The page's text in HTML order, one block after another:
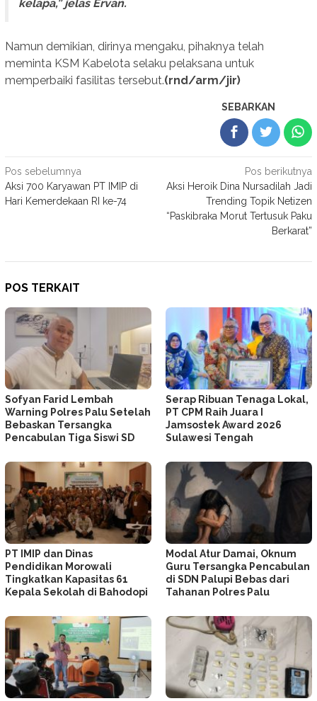
kelapa,” jelas Ervan.
Namun demikian, dirinya mengaku, pihaknya telah
meminta KSM Kabelota selaku pelaksana untuk
memperbaiki fasilitas tersebut.(rnd/arm/jir)
SEBARKAN
Navigasi
pos
Pos sebelumnya
Aksi 700 Karyawan PT IMIP di
Hari Kemerdekaan RI ke-74
Pos berikutnya
Aksi Heroik Dina Nursadilah Jadi
Trending Topik Netizen
“Paskibraka Morut Tertusuk Paku
Berkarat”
POS TERKAIT
Sofyan Farid Lembah
Warning Polres Palu Setelah
Bebaskan Tersangka
Pencabulan Tiga Siswi SD
Serap Ribuan Tenaga Lokal,
PT CPM Raih Juara I
Jamsostek Award 2026
Sulawesi Tengah
PT IMIP dan Dinas
Pendidikan Morowali
Tingkatkan Kapasitas 61
Kepala Sekolah di Bahodopi
Modal Atur Damai, Oknum
Guru Tersangka Pencabulan
di SDN Palupi Bebas dari
Tahanan Polres Palu